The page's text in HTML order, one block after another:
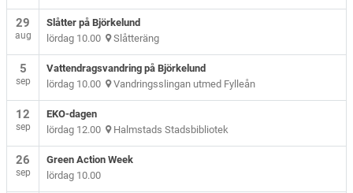
29
aug
Slåtter på Björkelund
lördag 10.00 Slåtteräng
5
sep
Vattendragsvandring på Björkelund
lördag 10.00 Vandringsslingan utmed Fylleån
12
sep
EKO-dagen
lördag 12.00 Halmstads Stadsbibliotek
26
sep
Green Action Week
lördag 10.00